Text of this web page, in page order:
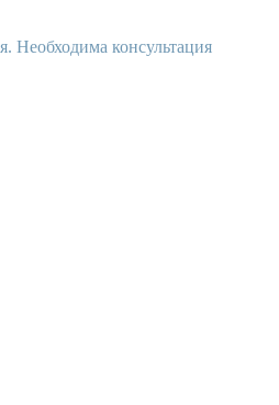
Необходима консультация